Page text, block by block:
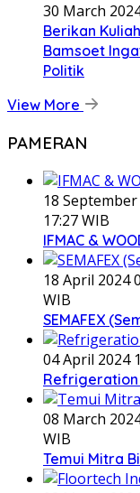
30 March
Berikan
Bamsoet
Politik
View More
PAMERAN
18
17:27 WIB
IFMAC &
18 April 2024
WIB
SEMAFEX
04 April 2024
Refrigeration
08 March
WIB
Temui Mitra